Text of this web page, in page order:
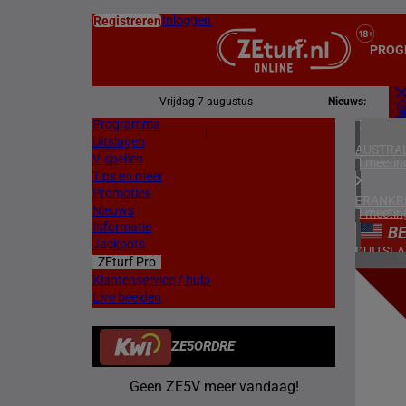
RegistrerenInloggen
Vrijdag 7 augustus Nieuws:
Programma
Uitslagen
V-spellen
Tips en meer
Promoties
Nieuws
Informatie
Jackpots
ZEturf Pro
Klantenservice / hulp
Live beelden
ZE5ORDRE
Geen ZE5V meer vandaag!
4
4
ZWEDEN
2
8
23/05/